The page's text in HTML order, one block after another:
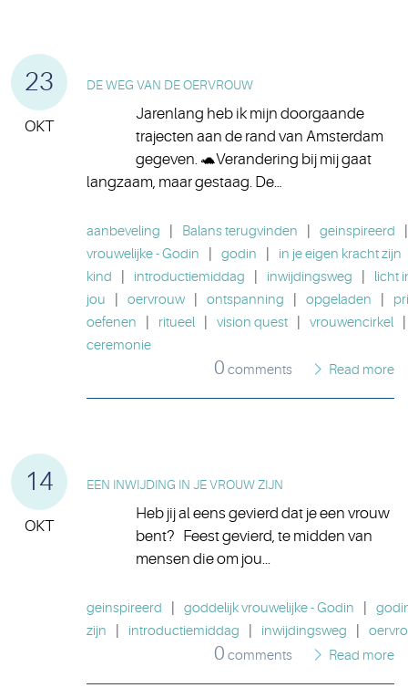
23
OKT
DE WEG VAN DE OERVROUW
Jarenlang heb ik mijn doorgaande
trajecten aan de rand van Amsterdam
gegeven. 🐢Verandering bij mij gaat
langzaam, maar gestaag. De…
aanbeveling Balans terugvinden geinspireerd
vrouwelijke - Godin
godin
in je eigen kracht zijn
kind
introductiemiddag inwijdingsweg
licht
jou
oervrouw ontspanning opgeladen
oefenen
ritueel vision quest vrouwencirkel
ceremonie
0 comments Read more
14
OKT
EEN INWIJDING IN JE VROUW ZIJN
Heb jij al eens gevierd dat je een vrouw
bent? Feest gevierd, te midden van
mensen die om jou...
geinspireerd goddelijk vrouwelijke - Godin
zijn
introductiemiddag inwijdingsweg
0 comments Read more